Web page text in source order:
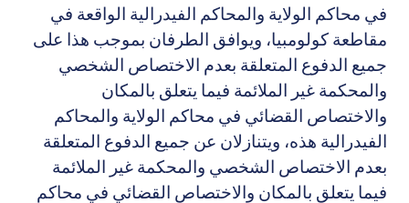
في محاكم الولاية والمحاكم الفيدرالية الواقعة في
مقاطعة كولومبيا، ويوافق الطرفان بموجب هذا على
جميع الدفوع المتعلقة بعدم الاختصاص الشخصي
والمحكمة غير الملائمة فيما يتعلق بالمكان
والاختصاص القضائي في محاكم الولاية والمحاكم
الفيدرالية هذه، ويتنازلان عن جميع الدفوع المتعلقة
بعدم الاختصاص الشخصي والمحكمة غير الملائمة
فيما يتعلق بالمكان والاختصاص القضائي في محاكم